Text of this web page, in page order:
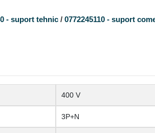
- suport tehnic / 0772245110 - suport
400 V
3P+N